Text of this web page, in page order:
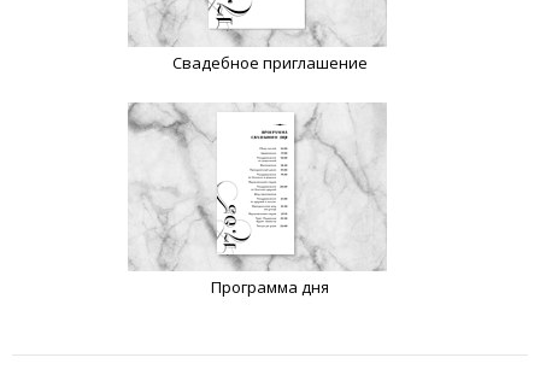
Свадебное приглашение
Программа дня